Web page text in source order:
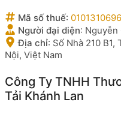
Mã số thuế: 0101310696
Người đại diện: Nguyễn
Địa chỉ: Số Nhà 210
Nội, Việt Nam
Công Ty TNHH
Tải Khánh Lan